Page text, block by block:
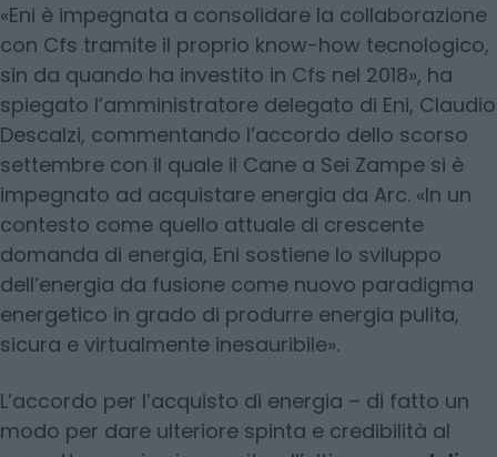
«Eni è impegnata a consolidare la collaborazione
con Cfs tramite il proprio know-how tecnologico,
sin da quando ha investito in Cfs nel 2018», ha
spiegato l’amministratore delegato di Eni, Claudio
Descalzi, commentando l’accordo dello scorso
settembre con il quale il Cane a Sei Zampe si è
impegnato ad acquistare energia da Arc. «In un
contesto come quello attuale di crescente
domanda di energia, Eni sostiene lo sviluppo
dell’energia da fusione come nuovo paradigma
energetico in grado di produrre energia pulita,
sicura e virtualmente inesauribile».
L’accordo per l’acquisto di energia – di fatto un
modo per dare ulteriore spinta e credibilità al